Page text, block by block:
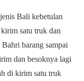
Bali kebetulan
satu truk dan
barang sampai
dan besoknya lagi
di kirim satu truk